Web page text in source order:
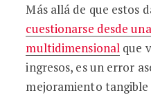
Más allá de que estos
cuestionarse desde
multidimensional que
ingresos, es un error
mejoramiento tangible